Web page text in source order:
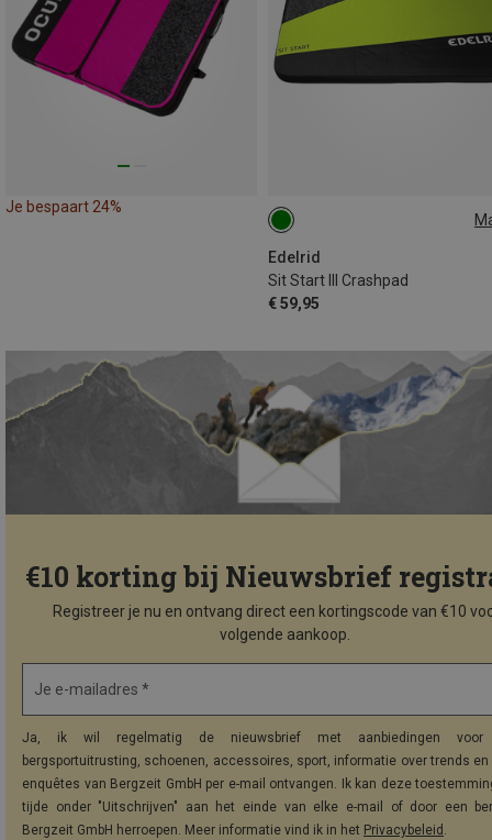
Je bespaart 24%
Edelrid
Sit Start III Crashpad
€ 59,95
ONE SIZE
€10 korting bij Nieuwsbrief
Registreer je nu en ontvang direct een kortingscode van €10
volgende aankoop.
Je e-mailadres *
Ja, ik wil regelmatig de nieuwsbrief met aanbiedingen voor
bergsportuitrusting, schoenen, accessoires, sport, informatie over trends
enquêtes van Bergzeit GmbH per e-mail ontvangen. Ik kan deze
tijde onder "Uitschrijven" aan het einde van elke e-mail of door een
Bergzeit GmbH herroepen. Meer informatie vind ik in het Privacybeleid .